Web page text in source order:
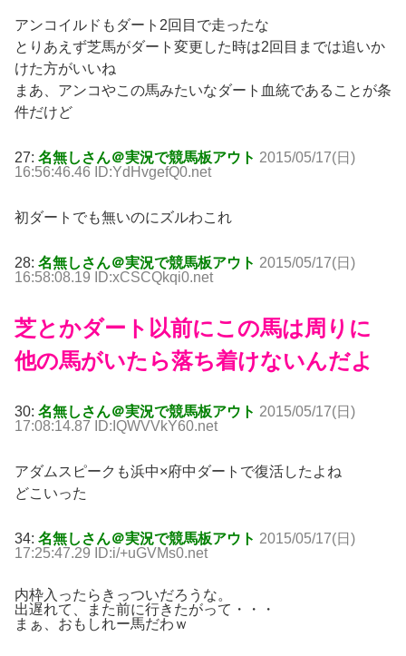
アンコイルドもダート2回目で走ったな
とりあえず芝馬がダート変更した時は2回目までは追いか
けた方がいいね
まあ、アンコやこの馬みたいなダート血統であることが条
件だけど
27: 名無しさん＠実況で競馬板アウト 2015/05/17(日)
16:56:46.46 ID:YdHvgefQ0.net
初ダートでも無いのにズルわこれ
28: 名無しさん＠実況で競馬板アウト 2015/05/17(日)
16:58:08.19 ID:xCSCQkqi0.net
芝とかダート以前にこの馬は周りに
他の馬がいたら落ち着けないんだよ
30: 名無しさん＠実況で競馬板アウト 2015/05/17(日)
17:08:14.87 ID:IQWVVkY60.net
アダムスピークも浜中×府中ダートで復活したよね
どこいった
34: 名無しさん＠実況で競馬板アウト 2015/05/17(日)
17:25:47.29 ID:i/+uGVMs0.net
内枠入ったらきっついだろうな。
出遅れて、また前に行きたがって・・・
まぁ、おもしれー馬だわｗ